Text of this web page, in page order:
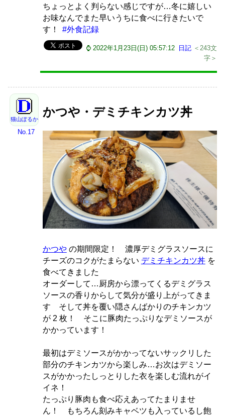
ちょっとよく判らない感じですが…冬に嬉しい
お味なんでまた早いうちに食べに行きたいで
す！
#外食記録
⌚ 2022年1月23日(日) 05:57:12 日記 ＜243文
字＞
猫山ぽるか
No.17
かつや・デミチキンカツ丼
かつやの期間限定！ 濃厚デミグラスソースに
チーズのコクがたまらない デミチキンカツ丼を
食べてきました
オーダーして…厨房から漂ってくるデミグラス
ソースの香りからして気分が盛り上がってきま
す そして丼を覆い隠さんばかりのチキンカツ
が 2 枚！ そこに豚肉たっぷりなデミソースが
かかっています！
最初はデミソースがかかってないサックリした
部分のチキンカツから楽しみ…お次はデミソー
スがかかったしっとりした衣を楽しむ流れがイ
イネ！
たっぷり豚肉も食べ応えあってたまりませ
ん！ もちろん刻みキャベツも入っているし飽